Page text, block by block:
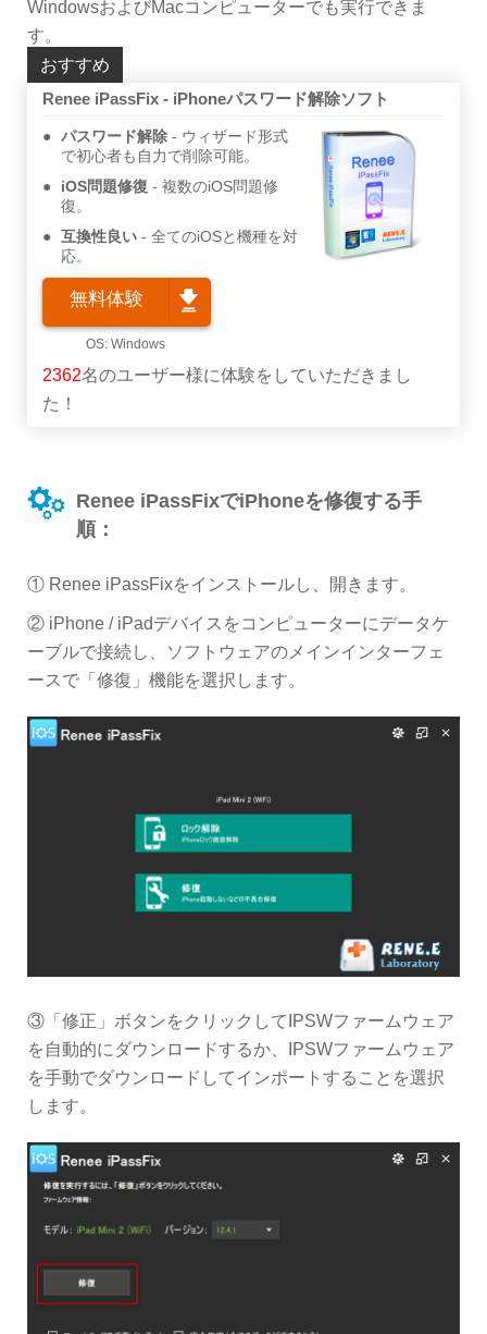
WindowsおよびMacコンピューターでも実行できま
す。
おすすめ
Renee iPassFix - iPhoneパスワード解除ソフト
パスワード解除
ウィザード形式
で初心者も自力で削除可能。
iOS問題修復
複数のiOS問題修
復。
互換性良い
全てのiOSと機種を対
応。
無料体験
2362名のユーザー様に体験をしていただきまし
た！
Renee iPassFixでiPhoneを修復する手
順：
① Renee iPassFixをインストールし、開きます。
② iPhone / iPadデバイスをコンピューターにデータケ
ーブルで接続し、ソフトウェアのメインインターフェ
ースで「修復」機能を選択します。
③「修正」ボタンをクリックしてIPSWファームウェア
を自動的にダウンロードするか、IPSWファームウェア
を手動でダウンロードしてインポートすることを選択
します。